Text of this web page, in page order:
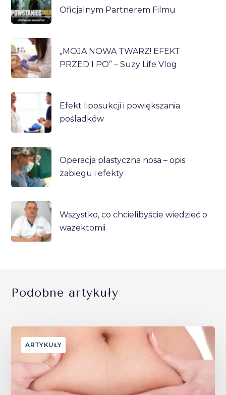
Oficjalnym Partnerem Filmu
„MOJA NOWA TWARZ! EFEKT
PRZED I PO” – Suzy Life Vlog
Efekt liposukcji i powiększania
pośladków
Operacja plastyczna nosa – opis
zabiegu i efekty
Wszystko, co chcielibyście wiedzieć o
wazektomii
Podobne artykuły
ARTYKUŁY